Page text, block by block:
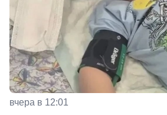
вчера в 12:01